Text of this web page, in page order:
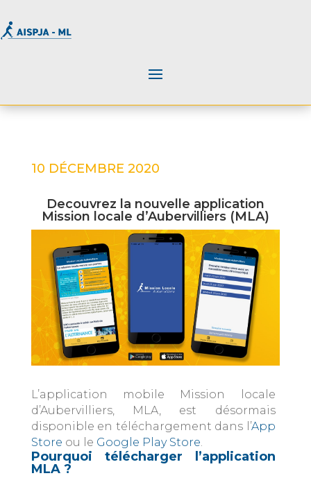
10 DÉCEMBRE 2020
Decouvrez la nouvelle application
Mission locale d’Aubervilliers (MLA)
L’application mobile Mission locale
d’Aubervilliers, MLA, est désormais
disponible en téléchargement dans l’App
Store ou le Google Play Store.
Pourquoi télécharger l’application
MLA ?